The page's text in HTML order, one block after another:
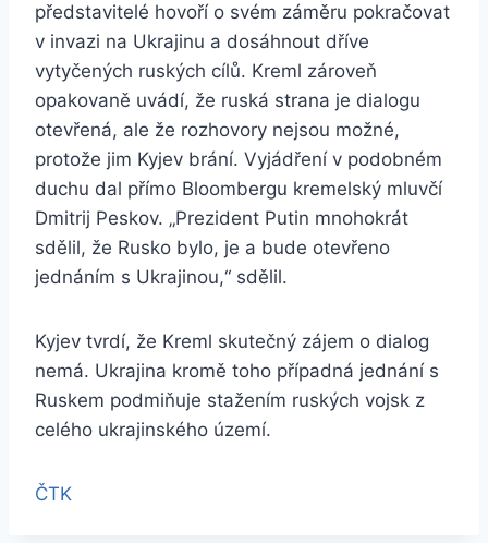
představitelé hovoří o svém záměru pokračovat
v invazi na Ukrajinu a dosáhnout dříve
vytyčených ruských cílů. Kreml zároveň
opakovaně uvádí, že ruská strana je dialogu
otevřená, ale že rozhovory nejsou možné,
protože jim Kyjev brání. Vyjádření v podobném
duchu dal přímo Bloombergu kremelský mluvčí
Dmitrij Peskov. „Prezident Putin mnohokrát
sdělil, že Rusko bylo, je a bude otevřeno
jednáním s Ukrajinou,“ sdělil.
Kyjev tvrdí, že Kreml skutečný zájem o dialog
nemá. Ukrajina kromě toho případná jednání s
Ruskem podmiňuje stažením ruských vojsk z
celého ukrajinského území.
ČTK